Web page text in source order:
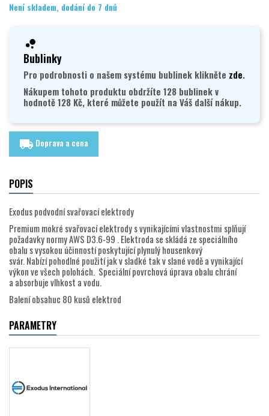
Není skladem, dodání do 7 dnů
Bublinky
Pro podrobnosti o našem systému bublinek klikněte zde.
Nákupem tohoto produktu obdržíte 128 bublinek v
hodnotě 128 Kč, které můžete použít na Váš další nákup.
local_shipping Doprava a cena
POPIS
Exodus podvodní svařovací elektrody
Premium mokré svařovací elektrody s vynikajícími vlastnostmi splňují
požadavky normy AWS D3.6-99 . Elektroda se skládá ze speciálního
obalu s vysokou účinností poskytující plynulý housenkový
svár. Nabízí pohodlné použití jak v sladké tak v slané vodě a vynikající
výkon ve všech polohách. Speciální povrchová úprava obalu chrání
a absorbuje vlhkost a vodu.
Balení obsahuc 80 kusů elektrod
PARAMETRY